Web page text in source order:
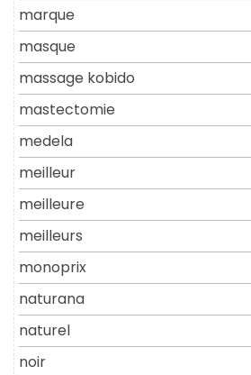
marque
masque
massage kobido
mastectomie
medela
meilleur
meilleure
meilleurs
monoprix
naturana
naturel
noir